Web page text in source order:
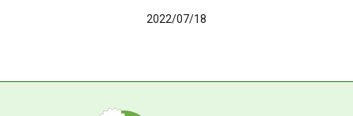
2022/07/18